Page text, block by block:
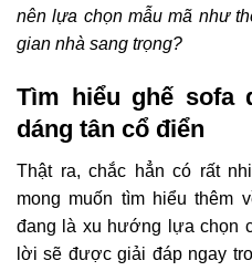
nên lựa chọn mẫu mã như
gian nhà sang trọng?
Tìm hiểu ghế sofa
dáng tân cổ điển
Thật ra, chắc hẳn có rất
mong muốn tìm hiểu thêm
đang là xu hướng lựa chọn
lời sẽ được giải đáp ngay